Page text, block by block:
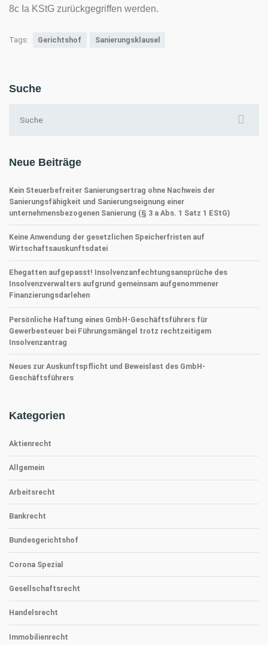
8c Ia KStG zurückgegriffen werden.
Tags: Gerichtshof Sanierungsklausel
Suche
Neue Beiträge
Kein Steuerbefreiter Sanierungsertrag ohne Nachweis der
Sanierungsfähigkeit und Sanierungseignung einer
unternehmensbezogenen Sanierung (§ 3 a Abs. 1 Satz 1 EStG)
Keine Anwendung der gesetzlichen Speicherfristen auf
Wirtschaftsauskunftsdatei
Ehegatten aufgepasst! Insolvenzanfechtungsansprüche des
Insolvenzverwalters aufgrund gemeinsam aufgenommener
Finanzierungsdarlehen
Persönliche Haftung eines GmbH-Geschäftsführers für
Gewerbesteuer bei Führungsmängel trotz rechtzeitigem
Insolvenzantrag
Neues zur Auskunftspflicht und Beweislast des GmbH-
Geschäftsführers
Kategorien
Aktienrecht
Allgemein
Arbeitsrecht
Bankrecht
Bundesgerichtshof
Corona Spezial
Gesellschaftsrecht
Handelsrecht
Immobilienrecht